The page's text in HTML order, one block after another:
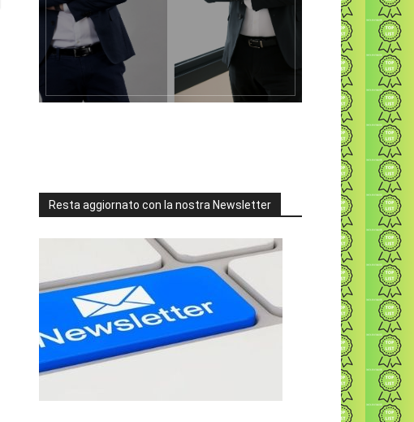
Resta aggiornato con la nostra Newsletter